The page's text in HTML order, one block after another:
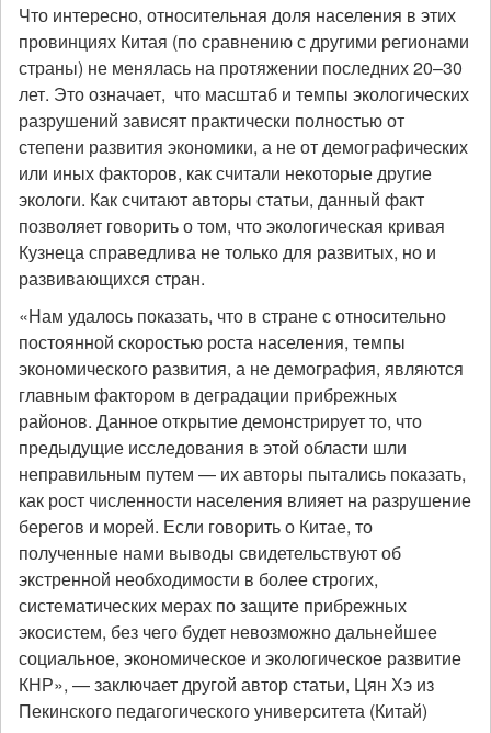
Что интересно, относительная доля населения в этих
провинциях Китая (по сравнению с другими регионами
страны) не менялась на протяжении последних 20–30
лет. Это означает, что масштаб и темпы экологических
разрушений зависят практически полностью от
степени развития экономики, а не от демографических
или иных факторов, как считали некоторые другие
экологи. Как считают авторы статьи, данный факт
позволяет говорить о том, что экологическая кривая
Кузнеца справедлива не только для развитых, но и
развивающихся стран.
«Нам удалось показать, что в стране с относительно
постоянной скоростью роста населения, темпы
экономического развития, а не демография, являются
главным фактором в деградации прибрежных
районов. Данное открытие демонстрирует то, что
предыдущие исследования в этой области шли
неправильным путем — их авторы пытались показать,
как рост численности населения влияет на разрушение
берегов и морей. Если говорить о Китае, то
полученные нами выводы свидетельствуют об
экстренной необходимости в более строгих,
систематических мерах по защите прибрежных
экосистем, без чего будет невозможно дальнейшее
социальное, экономическое и экологическое развитие
КНР», — заключает другой автор статьи, Цян Хэ из
Пекинского педагогического университета (Китай)